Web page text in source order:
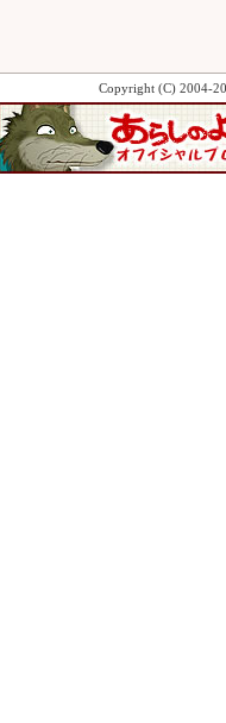
Copyright (C) 2004-